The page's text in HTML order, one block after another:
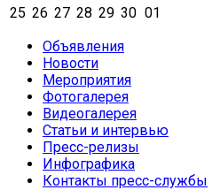
25 26 27 28 29 30 01
Объявления
Новости
Мероприятия
Фотогалерея
Видеогалерея
Статьи и интервью
Пресс-релизы
Инфографика
Контакты пресс-службы